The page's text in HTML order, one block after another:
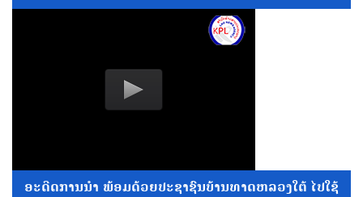
ອະດີດການນໍາ ພ້ອມດ້ວຍປະຊາຊົນບ້ານທາດຫລວງໃຕ້ ໄປໃຊ້